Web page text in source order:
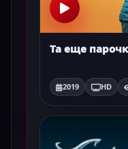
Та еще
2019 HD